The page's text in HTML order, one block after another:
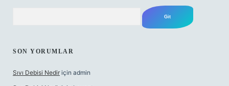
SON YORUMLAR
Sıvı Debisi Nedir için admin